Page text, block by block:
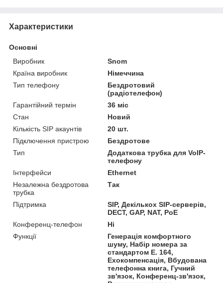
Характеристики
Основні
Виробник
Snom
Країна виробник
Німеччина
Тип телефону
Бездротовий
(радіотелефон)
Гарантійний термін
36 міс
Стан
Новий
Кількість SIP акаунтів
20 шт.
Підключення пристрою
Бездротове
Тип
Додаткова трубка для VoIP-
телефону
Інтерфейси
Ethernet
Незалежна бездротова
трубка
Так
Підтримка
SIP, Декількох SIP-серверів,
DECT, GAP, NAT, PoE
Конференц-телефон
Ні
Функції
Генерація комфортного
шуму, Набір номера за
стандартом E. 164,
Ехокомпенсація, Вбудована
телефонна книга, Гучний
зв'язок, Конференц-зв'язок,